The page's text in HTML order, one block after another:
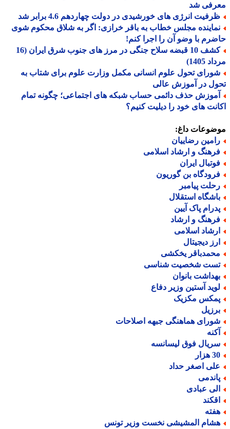
شد
انرژی های خورشیدی در دولت چهاردهم 4.6 برابر شد
مجلس خطاب به باقر خرازی: اگر به شلاق محکوم شوی
با وضو آن را اجرا کنم!
کشف 10 قبضه سلاح جنگی در مرز های جنوب شرق ایران (16
1405)
تحول علوم انسانی مکمل وزارت علوم برای شتاب به
در آموزش عالی
حذف دائمی حساب شبکه های اجتماعی؛ چگونه تمام
های خود را دیلیت کنیم؟
داغ:
رضاییان
و ارشاد اسلامی
ایران
بن گوریون
پیامبر
استقلال
پاک آیین
و ارشاد
اسلامی
دیجیتال
یخکشی
شخصیت شناسی
بانوان
آستین وزیر دفاع
مکزیک
هماهنگی جبهه اصلاحات
فوق لیسانسه
اصغر حداد
عبادی
المشیشی نخست وزیر تونس